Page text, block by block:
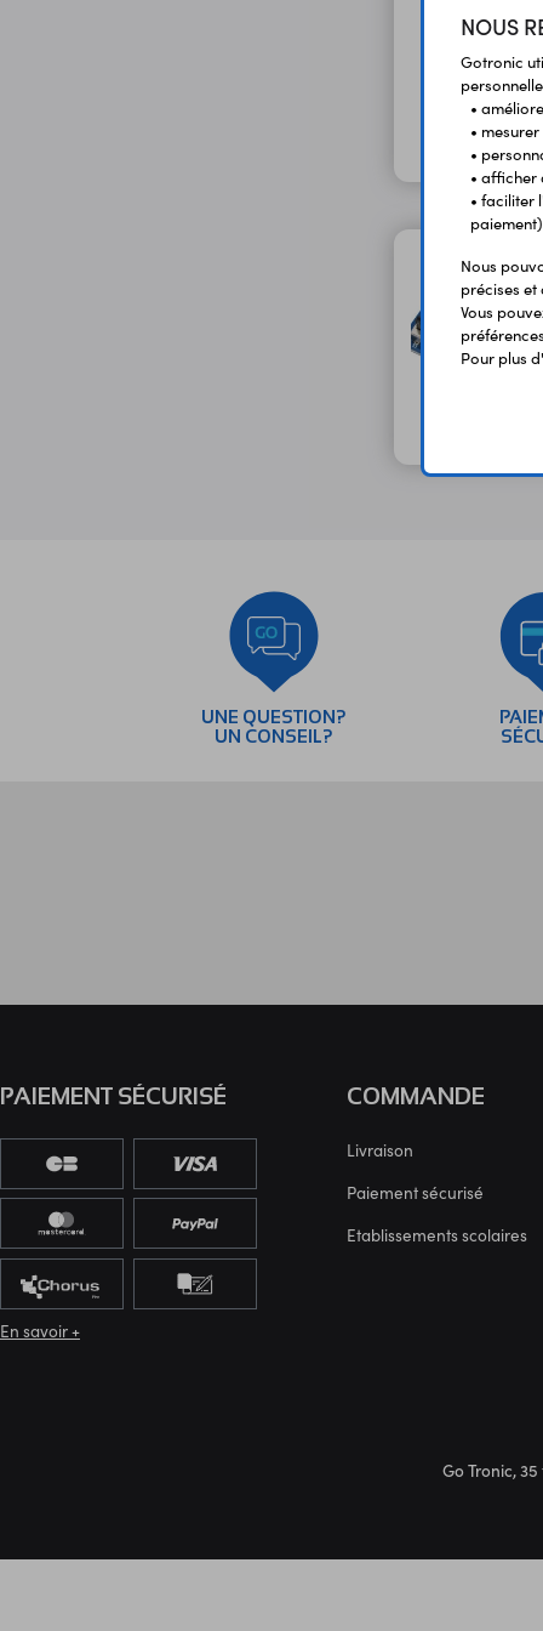
UNE QUESTION?
UN CONSEIL?
COMMANDE
Livraison
Paiement sécurisé
Etablissements scolaires
PAIEMENT SÉCURISÉ
En savoir +
Go Tronic,
NOUS
Gotronic
•
•
•
• afficher
• faciliter
Nous
précises
Vous
Pour plus